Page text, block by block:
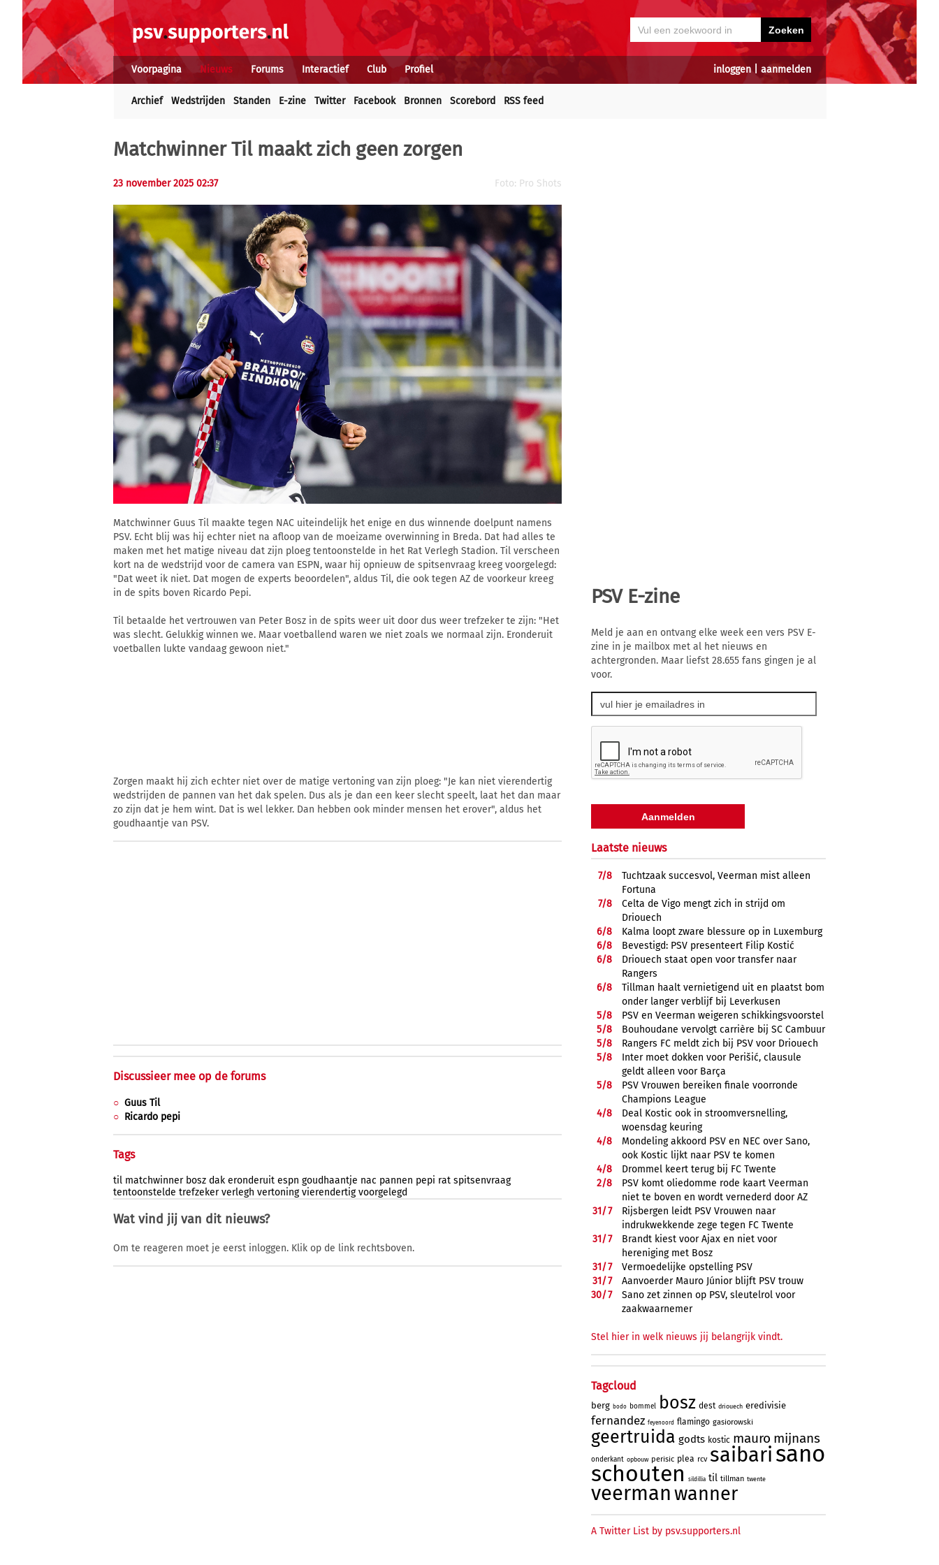
inloggen| aanmelden
Voorpagina Nieuws Forums Interactief Club Profiel
Archief Wedstrijden Standen E-zine Twitter Facebook Bronnen Scorebord RSS feed
Matchwinner Til maakt zich geen zorgen
23 november 2025 02:37 Foto: Pro Shots
Matchwinner Guus Til maakte tegen NAC uiteindelijk het enige en dus winnende doelpunt namens
PSV. Echt blij was hij echter niet na afloop van de moeizame overwinning in Breda. Dat had alles te
maken met het matige niveau dat zijn ploeg tentoonstelde in het Rat Verlegh Stadion. Til verscheen
kort na de wedstrijd voor de camera van ESPN, waar hij opnieuw de spitsenvraag kreeg voorgelegd:
"Dat weet ik niet. Dat mogen de experts beoordelen", aldus Til, die ook tegen AZ de voorkeur kreeg
in de spits boven Ricardo Pepi.
Til betaalde het vertrouwen van Peter Bosz in de spits weer uit door dus weer trefzeker te zijn: "Het
was slecht. Gelukkig winnen we. Maar voetballend waren we niet zoals we normaal zijn. Eronderuit
voetballen lukte vandaag gewoon niet."
Zorgen maakt hij zich echter niet over de matige vertoning van zijn ploeg: "Je kan niet vierendertig
wedstrijden de pannen van het dak spelen. Dus als je dan een keer slecht speelt, laat het dan maar
zo zijn dat je hem wint. Dat is wel lekker. Dan hebben ook minder mensen het erover", aldus het
goudhaantje van PSV.
Discussieer mee op de forums
Guus Til
Ricardo pepi
Tags
til matchwinner bosz dak eronderuit espn goudhaantje nac pannen pepi rat spitsenvraag
tentoonstelde trefzeker verlegh vertoning vierendertig voorgelegd
Wat vind jij van dit nieuws?
Om te reageren moet je eerst inloggen. Klik op de link rechtsboven.
PSV E-zine
Meld je aan en ontvang elke week een vers PSV E-
zine in je mailbox met al het nieuws en
achtergronden. Maar liefst 28.655 fans gingen je al
voor.
Laatste nieuws
7/8
Tuchtzaak succesvol, Veerman mist alleen
Fortuna
7/8
Celta de Vigo mengt zich in strijd om
Driouech
6/8
Kalma loopt zware blessure op in Luxemburg
6/8
Bevestigd: PSV presenteert Filip Kostić
6/8
Driouech staat open voor transfer naar
Rangers
6/8
Tillman haalt vernietigend uit en plaatst bom
onder langer verblijf bij Leverkusen
5/8
PSV en Veerman weigeren schikkingsvoorstel
5/8
Bouhoudane vervolgt carrière bij SC Cambuur
5/8
Rangers FC meldt zich bij PSV voor Driouech
5/8
Inter moet dokken voor Perišić, clausule
geldt alleen voor Barça
5/8
PSV Vrouwen bereiken finale voorronde
Champions League
4/8
Deal Kostic ook in stroomversnelling,
woensdag keuring
4/8
Mondeling akkoord PSV en NEC over Sano,
ook Kostic lijkt naar PSV te komen
4/8
Drommel keert terug bij FC Twente
2/8
PSV komt oliedomme rode kaart Veerman
niet te boven en wordt vernederd door AZ
31/7
Rijsbergen leidt PSV Vrouwen naar
indrukwekkende zege tegen FC Twente
31/7
Brandt kiest voor Ajax en niet voor
hereniging met Bosz
31/7
Vermoedelijke opstelling PSV
31/7
Aanvoerder Mauro Júnior blijft PSV trouw
30/7
Sano zet zinnen op PSV, sleutelrol voor
zaakwaarnemer
Stel hier in welk nieuws jij belangrijk vindt.
Tagcloud
berg bodo bommel bosz dest driouech eredivisie
fernandez feyenoord flamingo gasiorowski
geertruida godts kostic mauro mijnans
onderkant opbouw perisic plea rcv saibari sano
schouten sildillia til tillman twente
veermanwanner
A Twitter List by psv.supporters.nl